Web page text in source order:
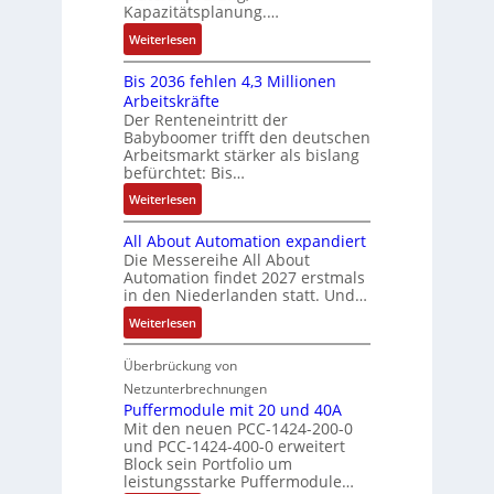
f
n
a
h
m
e
,
g
e
p
ä
g
t
d
u
r
d
a
s
A
-
y
s
e
m
e
s
f
ü
h
r
e
r
z
u
m
V
o
r
s
t
a
d
d
e
s
V
D
Q
2
E
r
g
e
b
n
i
s
s
e
b
e
s
t
ä
t
i
g
e
n
i
e
b
s
-
u
n
d
M
a
r
k
e
t
n
e
i
t
e
r
Kapazitätsplanung.…
Weiterlesen:
K
I
b
r
a
u
c
h
t
S
t
r
u
k
u
r
Bis 2036 fehlen 4,3 Millionen
Arbeitskräfte
Der Renteneintritt der
Babyboomer trifft den deutschen
Arbeitsmarkt stärker als bislang
befürchtet: Bis…
Weiterlesen:
B
i
s
2
0
3
6
f
e
h
l
e
n
All About Automation expandiert
Die Messereihe All About
Automation findet 2027 erstmals
in den Niederlanden statt. Und…
Weiterlesen:
A
l
l
A
b
o
u
t
Überbrückung von
Netzunterbrechnungen
Puffermodule mit 20 und 40A
Mit den neuen PCC-1424-200-0
und PCC-1424-400-0 erweitert
Block sein Portfolio um
leistungsstarke Puffermodule…